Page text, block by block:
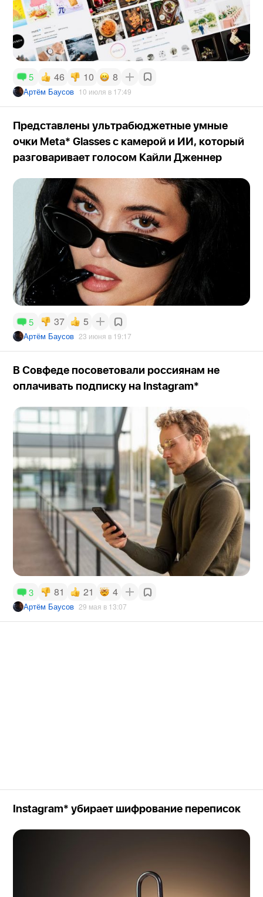
5 46 10 8
Артём Баусов 10 июля в 17:49
Представлены ультрабюджетные умные
очки Meta* Glasses с камерой и ИИ, который
разговаривает голосом Кайли Дженнер
5 37 5
Артём Баусов 23 июня в 19:17
В Совфеде посоветовали россиянам не
оплачивать подписку на Instagram*
3 81 21 4
Артём Баусов 29 мая в 13:07
Instagram* убирает шифрование переписок